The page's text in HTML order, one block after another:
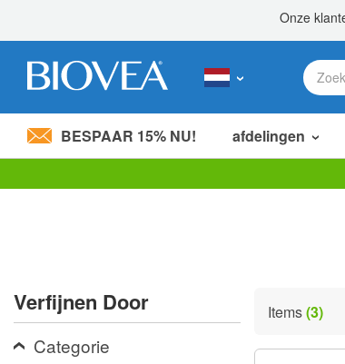
Let
Druk
op
Control-
F11
BESPAAR 15% NU! afdelingen
Verfijnen Door
Categorie
Items(3)